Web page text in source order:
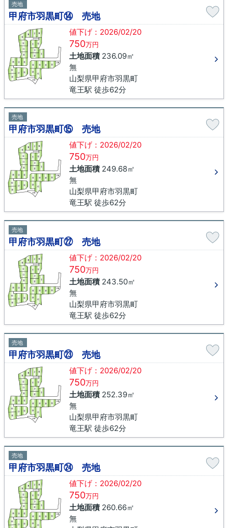
売地
甲府市羽黒町⑭ 売地
値下げ：2026/02/20
750万円
土地面積236.09㎡
無
山梨県甲府市羽黒町
竜王駅 徒歩62分
売地
甲府市羽黒町⑮ 売地
値下げ：2026/02/20
750万円
土地面積249.68㎡
無
山梨県甲府市羽黒町
竜王駅 徒歩62分
売地
甲府市羽黒町㉒ 売地
値下げ：2026/02/20
750万円
土地面積243.50㎡
無
山梨県甲府市羽黒町
竜王駅 徒歩62分
売地
甲府市羽黒町㉓ 売地
値下げ：2026/02/20
750万円
土地面積252.39㎡
無
山梨県甲府市羽黒町
竜王駅 徒歩62分
売地
甲府市羽黒町㉔ 売地
値下げ：2026/02/20
750万円
土地面積260.66㎡
無